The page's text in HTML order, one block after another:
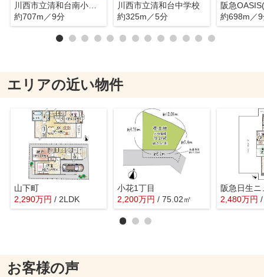
川西市立清和台南小学校
約707m／9分
川西市立清和台中学校
約325m／5分
約698m／
エリアの近い物件
山下町
2,290万円 / 2LDK
小花1丁目
2,200万円 / 75.02㎡ 2,480万円
お客様の声